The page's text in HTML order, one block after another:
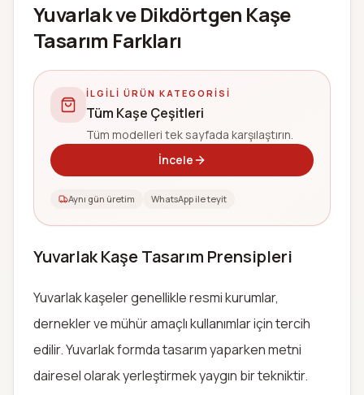
Yuvarlak ve Dikdörtgen Kaşe
Tasarım Farkları
İLGILI ÜRÜN KATEGORISI
Tüm Kaşe Çeşitleri
Tüm modelleri tek sayfada karşılaştırın.
İncele
Aynı gün üretim WhatsApp ile teyit
Yuvarlak Kaşe Tasarım Prensipleri
Yuvarlak kaşeler genellikle resmi kurumlar,
dernekler ve mühür amaçlı kullanımlar için tercih
edilir. Yuvarlak formda tasarım yaparken metni
dairesel olarak yerleştirmek yaygın bir tekniktir.